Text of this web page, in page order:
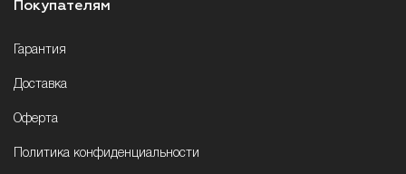
Покупателям
Гарантия
Доставка
Оферта
Политика конфиденциальности